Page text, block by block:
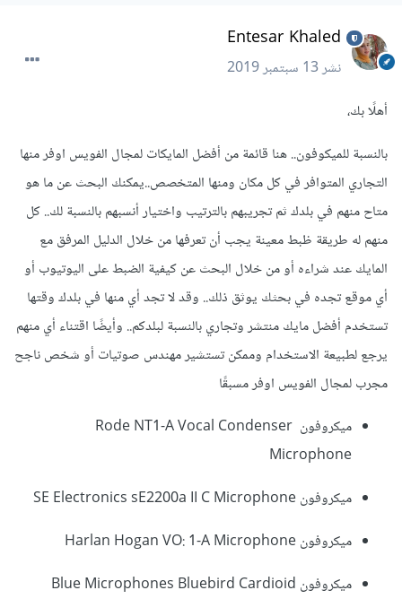
Entesar Khaled
نشر13 سبتمبر 2019
أهلًا بك،
بالنسبة للميكوفون.. هنا قائمة من أفضل المايكات لمجال الفويس اوفر منها
التجاري المتوافر في كل مكان ومنها المتخصص..يمكنك البحث عن ما هو
متاح منهم في بلدك ثم تجريبهم بالترتيب واختيار أنسبهم بالنسبة لك.. كل
منهم له طريقة ظبط معينة يجب أن تعرفها من خلال الدليل المرفق مع
المايك عند شراءه أو من خلال البحث عن كيفية الضبط على اليوتيوب أو
أي موقع تجده في بحثك يوثق ذلك.. وقد لا تجد أي منها في بلدك وقتها
تستخدم أفضل مايك منتشر وتجاري بالنسبة لبلدكم.. وأيضًا اقتناء أي منهم
يرجع لطبيعة الاستخدام وممكن تستشير مهندس صوتيات أو شخص ناجح
مجرب لمجال الفويس اوفر مسبقًا
ميكروفون Rode NT1-A Vocal Condenser
Microphone
ميكروفون SE Electronics sE2200a II C Microphone
ميكروفون Harlan Hogan VO: 1-A Microphone
ميكروفون Blue Microphones Bluebird Cardioid